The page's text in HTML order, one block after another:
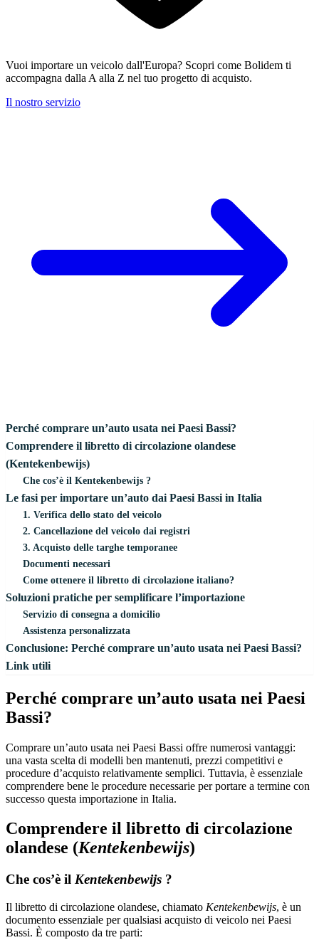
Vuoi importare un veicolo dall'Europa? Scopri come Bolidem ti
accompagna dalla A alla Z nel tuo progetto di acquisto.
Il nostro servizio
Perché comprare un’auto usata nei Paesi Bassi?
Comprendere il libretto di circolazione olandese
(Kentekenbewijs)
Che cos’è il Kentekenbewijs ?
Le fasi per importare un’auto dai Paesi Bassi in Italia
1. Verifica dello stato del veicolo
2. Cancellazione del veicolo dai registri
3. Acquisto delle targhe temporanee
Documenti necessari
Come ottenere il libretto di circolazione italiano?
Soluzioni pratiche per semplificare l’importazione
Servizio di consegna a domicilio
Assistenza personalizzata
Conclusione: Perché comprare un’auto usata nei Paesi Bassi?
Link utili
Perché comprare un’auto usata nei Paesi
Bassi?
Comprare un’auto usata nei Paesi Bassi offre numerosi vantaggi:
una vasta scelta di modelli ben mantenuti, prezzi competitivi e
procedure d’acquisto relativamente semplici. Tuttavia, è essenziale
comprendere bene le procedure necessarie per portare a termine con
successo questa importazione in Italia.
Comprendere il libretto di circolazione
olandese (Kentekenbewijs)
Che cos’è il Kentekenbewijs ?
Il libretto di circolazione olandese, chiamato Kentekenbewijs, è un
documento essenziale per qualsiasi acquisto di veicolo nei Paesi
Bassi. È composto da tre parti: